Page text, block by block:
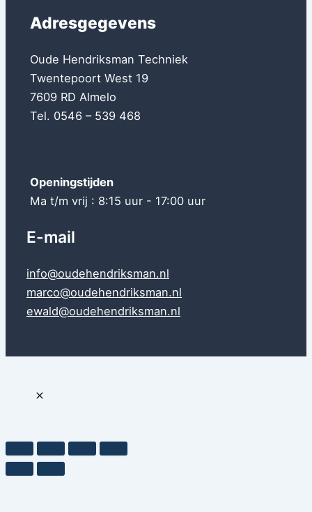
Adresgegevens
Oude Hendriksman Techniek
Twentepoort West 19
7609 RD Almelo
Tel. 0546 – 539 468
Openingstijden
Ma t/m vrij : 8:15 uur - 17:00 uur
E-mail
info@oudehendriksman.nl
marco@oudehendriksman.nl
ewald@oudehendriksman.nl